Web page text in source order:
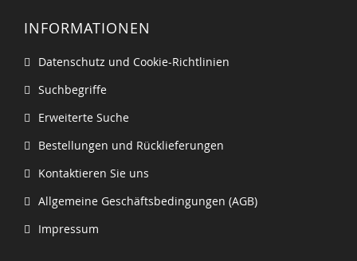
INFORMATIONEN
Datenschutz und Cookie-Richtlinien
Suchbegriffe
Erweiterte Suche
Bestellungen und Rücklieferungen
Kontaktieren Sie uns
Allgemeine Geschäftsbedingungen (AGB)
Impressum